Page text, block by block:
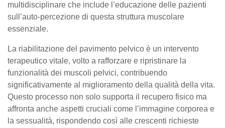
multidisciplinare che include l’educazione delle pazienti
sull’auto-percezione di questa struttura muscolare
essenziale.
La riabilitazione del pavimento pelvico è un intervento
terapeutico vitale, volto a rafforzare e ripristinare la
funzionalità dei muscoli pelvici, contribuendo
significativamente al miglioramento della qualità della vita.
Questo processo non solo supporta il recupero fisico ma
affronta anche aspetti cruciali come l’immagine corporea e
la sessualità, rispondendo così alle crescenti richieste